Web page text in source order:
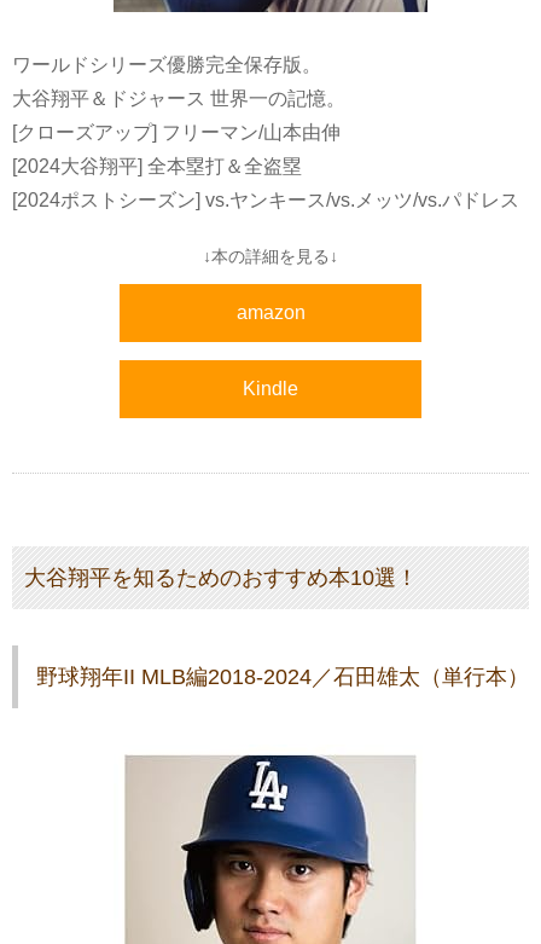
ワールドシリーズ優勝完全保存版。
大谷翔平＆ドジャース 世界一の記憶。
[クローズアップ] フリーマン/山本由伸
[2024大谷翔平] 全本塁打＆全盗塁
[2024ポストシーズン] vs.ヤンキース/vs.メッツ/vs.パドレス
↓本の詳細を見る↓
amazon
Kindle
大谷翔平を知るためのおすすめ本10選！
野球翔年II MLB編2018-2024／石田雄太（単行本）